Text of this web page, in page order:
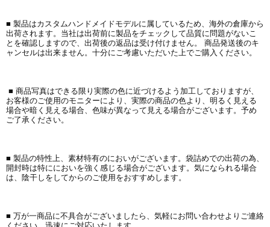
■ 製品はカスタムハンドメイドモデルに属しているため、海外の倉庫から
出荷されます。当社は出荷前に製品をチェックして品質に問題がないこ
とを確認しますので、出荷後の返品は受け付けません。 商品発送後のキ
ャンセルは出来ません。十分にご考慮いただいた上でご購入ください。
■ 商品写真はできる限り実際の色に近づけるよう加工しておりますが、
お客様のご使用のモニターにより、実際の商品の色より、明るく見える
場合や暗く見える場合、色味が異なって見える場合がございます。予め
ご了承ください。
■ 製品の特性上、素材特有のにおいがございます。袋詰めでの出荷の為、
開封時は特ににおいを強く感じる場合がございます。気になられる場合
は、陰干しをしてからのご使用をおすすめします。
■ 万が一商品に不具合がございましたら、気軽にお問い合わせよりご連絡